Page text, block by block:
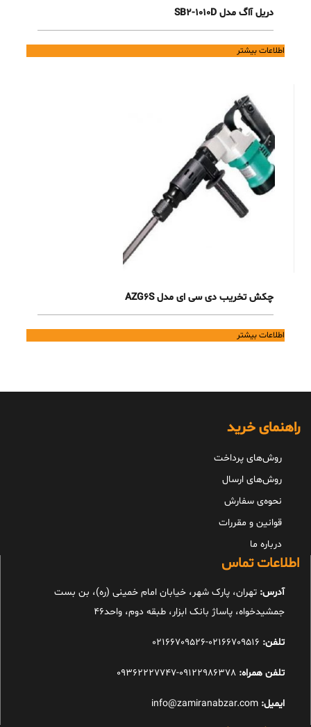
دریل آاگ مدل SB2-1010D
اطلاعات بیشتر
چکش تخریب دی سی ای مدل AZG6S
اطلاعات بیشتر
راهنمای خرید
روش‌های پرداخت
روش‌های ارسال
نحوه‌ی سفارش
قوانین و مقررات
درباره ما
اطلاعات تماس
آدرس: تهران، پارک شهر، خیابان امام خمینی (ره)، بن بست
جمشیدخواه، پاساژ بانک ابزار، طبقه دوم، واحد46
تلفن:
تلفن همراه: 09122986378-09362227747
ایمیل: